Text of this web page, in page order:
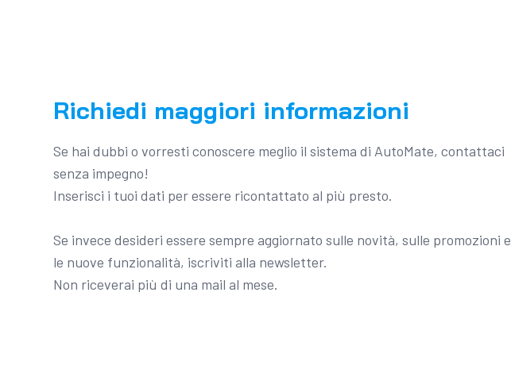
Richiedi maggiori informazioni
Se hai dubbi o vorresti conoscere meglio il sistema di AutoMate, contattaci
senza impegno!
Inserisci i tuoi dati per essere ricontattato al più presto.
Se invece desideri essere sempre aggiornato sulle novità, sulle promozioni e
le nuove funzionalità, iscriviti alla newsletter.
Non riceverai più di una mail al mese.